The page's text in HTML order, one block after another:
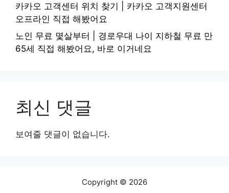
카카오 고객센터 위치 찾기 | 카카오 고객지원센터
오프라인 직접 해봤어요
노인 무료 몇살부터 | 경로우대 나이 지하철 무료 만
65세 직접 해봤어요, 바로 이거네요
최신 댓글
보여줄 댓글이 없습니다.
Copyright © 2026